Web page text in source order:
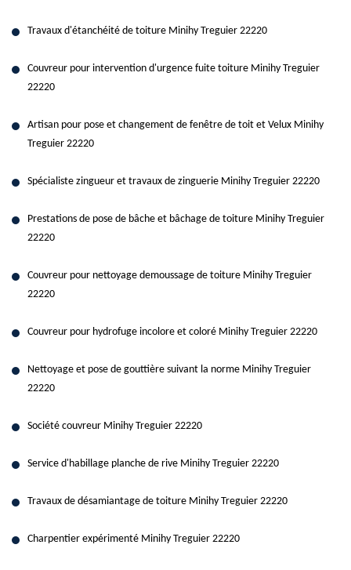
Travaux d'étanchéité de toiture Minihy Treguier 22220
Couvreur pour intervention d'urgence fuite toiture Minihy Treguier
22220
Artisan pour pose et changement de fenêtre de toit et Velux Minihy
Treguier 22220
Spécialiste zingueur et travaux de zinguerie Minihy Treguier 22220
Prestations de pose de bâche et bâchage de toiture Minihy Treguier
22220
Couvreur pour nettoyage demoussage de toiture Minihy Treguier
22220
Couvreur pour hydrofuge incolore et coloré Minihy Treguier 22220
Nettoyage et pose de gouttière suivant la norme Minihy Treguier
22220
Société couvreur Minihy Treguier 22220
Service d'habillage planche de rive Minihy Treguier 22220
Travaux de désamiantage de toiture Minihy Treguier 22220
Charpentier expérimenté Minihy Treguier 22220